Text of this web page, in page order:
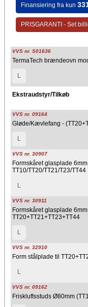
Finansiering fra kun
PRISGARANTI - Set
VVS nr. S01636
TermaTech brændeovn
L
Ekstraudstyr/Tilkøb
VVS nr. 09164
Gløde/Kævlefang -
L
VVS nr. 30907
Formskåret glasplade
TT10/TT20/TT21/T23/TT44
L
VVS nr. 30911
Formskåret glasplade
TT20+TT21+TT23+TT44
L
VVS nr. 32910
Form stålplade til
L
VVS nr. 09162
Friskluftsstuds Ø80mm